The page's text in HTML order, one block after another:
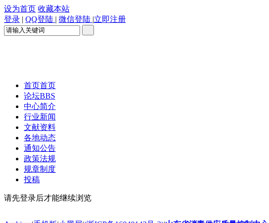
设为首页 收藏本站
登录 | QQ登陆 | 微信登陆 |立即注册
首页首页
论坛BBS
中心简介
行业新闻
文献资料
各地动态
通知公告
政策法规
规章制度
投稿
请先登录后才能继续浏览